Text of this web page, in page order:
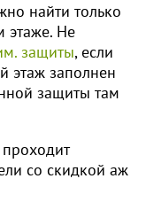
найти только
этаже. Не
защиты, если
этаж заполнен
защиты там
проходит
со скидкой аж